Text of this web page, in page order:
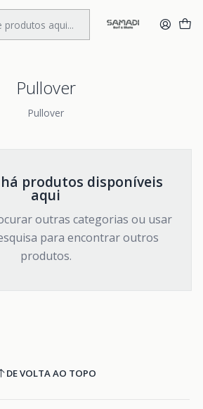
Gratis Portugal e Espanha
CLOTHING Pullover
Pullover
Pullover
produtos disponíveis
aqui
outras categorias ou usar
para encontrar outros
produtos.
DE VOLTA AO TOPO